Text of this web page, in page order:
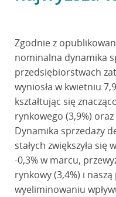
Zgodnie z
nominalna dynamika
przedsiębiorstwach
wyniosła w kwietniu
kształtując się
rynkowego (3,9%)
Dynamika sprzedaży
stałych zwiększyła
-0,3% w marcu,
rynkowy (3,4%) i
wyeliminowaniu